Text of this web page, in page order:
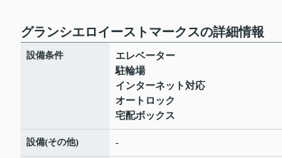
グランシエロイーストマークスの詳細情報
設備条件
エレベーター
駐輪場
インターネット対応
オートロック
宅配ボックス
設備(その他) -